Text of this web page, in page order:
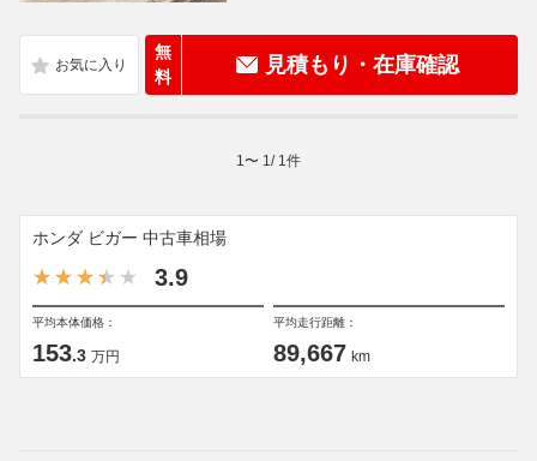
無
料
見積もり・在庫確認
1 〜 1 / 1 件
ホンダ ビガー 中古車相場
3.9
平均本体価格：
153.3 万円
平均走行距離：
89,667 km